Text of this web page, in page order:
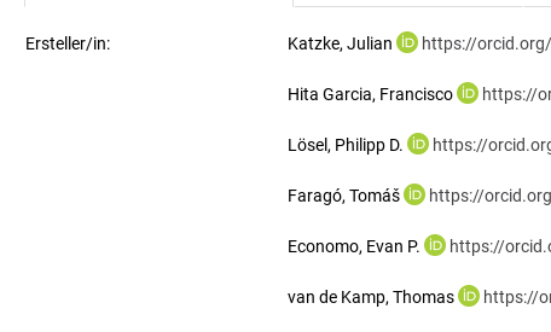
Ersteller/in: Katzke, Julian https://
Hita Garcia, Francisco https://
Lösel, Philipp D. https://
Faragó, Tomáš https://
Economo, Evan P. https://
van de Kamp, Thomas https://